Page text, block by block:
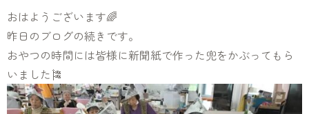
おはようございます🌈
昨日のブログの続きです。
おやつの時間には皆様に新聞紙で作った兜をかぶってもら
いました🎏